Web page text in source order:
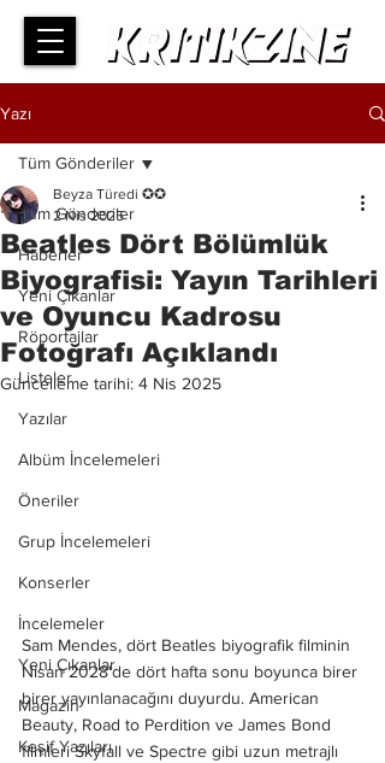
Yazı
Tüm Gönderiler
Haberler
Yeni Çıkanlar
Röportajlar
Listeler
Yazılar
Albüm İncelemeleri
Öneriler
Grup İncelemeleri
Konserler
İncelemeler
Yeni Çıkanlar
Magazin
Keşif Yazıları
Tüm Gönderiler
Beatles Dört Bölümlük
Biyografisi: Yayın Tarihleri
​​ve Oyuncu Kadrosu
Fotoğrafı Açıklandı
Beyza Türedi ✪✪
2 Nis 2025
Güncelleme tarihi: 4 Nis 2025
Sam Mendes, dört Beatles biyografik filminin
Nisan 2028'de dört hafta sonu boyunca birer
birer yayınlanacağını duyurdu. American
Beauty, Road to Perdition ve James Bond
filmleri Skyfall ve Spectre gibi uzun metrajlı